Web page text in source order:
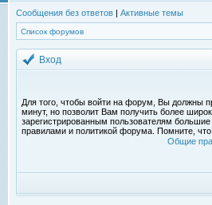
Сообщения без ответов | Активные темы
Список форумов
Вход
Для того, чтобы войти на форум, Вы должны
минут, но позволит Вам получить более
зарегистрированным пользователям
правилами и политикой форума. Помните,
Общие